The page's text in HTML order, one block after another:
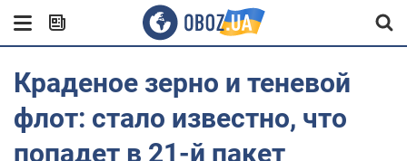
Краденое зерно и теневой
флот: стало известно, что
попадет в 21-й пакет